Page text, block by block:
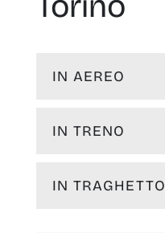
IN AEREO
IN TRENO
IN TRAGHETTO